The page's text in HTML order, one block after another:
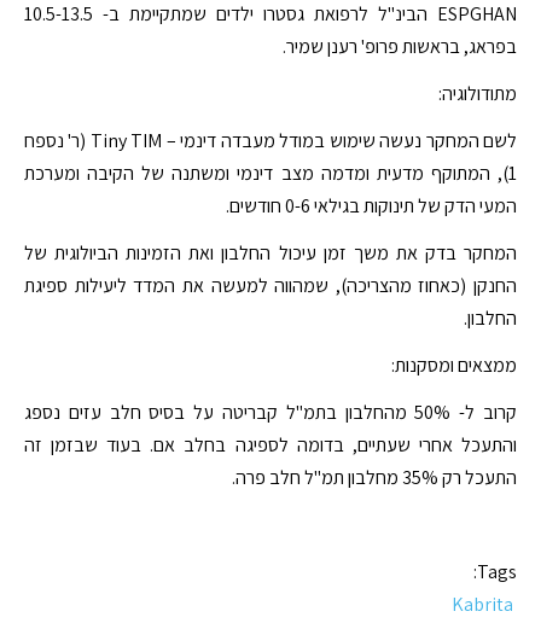
ESPGHAN הבינ"ל לרפואת גסטרו ילדים שמתקיימת ב- 10.5-13.5
בפראג, בראשות פרופ' רענן שמיר.
מתודולוגיה:
לשם המחקר נעשה שימוש במודל מעבדה דינמי – Tiny TIM (ר' נספח
1), המתוקף מדעית ומדמה מצב דינמי ומשתנה של הקיבה ומערכת
המעי הדק של תינוקות בגילאי 0-6 חודשים.
המחקר בדק את משך זמן עיכול החלבון ואת הזמינות הביולוגית של
החנקן (כאחוז מהצריכה), שמהווה למעשה את המדד ליעילות ספיגת
החלבון.
ממצאים ומסקנות:
קרוב ל- 50% מהחלבון בתמ"ל קבריטה על בסיס חלב עזים נספג
והתעכל אחרי שעתיים, בדומה לספיגה בחלב אם. בעוד שבזמן זה
התעכל רק 35% מחלבון תמ"ל חלב פרה.
Tags:
Kabrita